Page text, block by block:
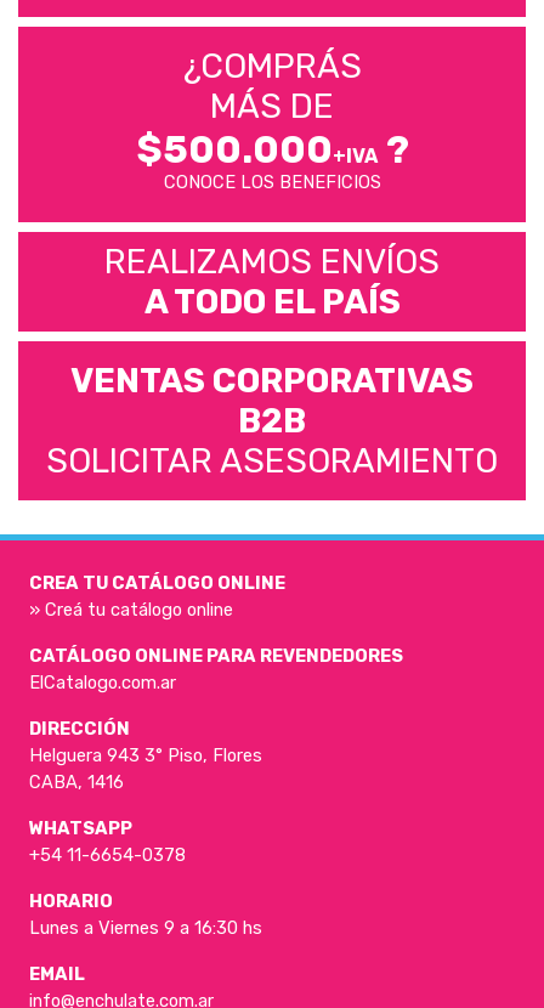
¿COMPRÁS
MÁS DE
$500.000+IVA?
CONOCE LOS BENEFICIOS
REALIZAMOS ENVÍOS
A TODO EL PAÍS
VENTAS CORPORATIVAS
B2B
SOLICITAR ASESORAMIENTO
CREA TU CATÁLOGO ONLINE
» Creá tu catálogo online
CATÁLOGO ONLINE PARA REVENDEDORES
ElCatalogo.com.ar
DIRECCIÓN
Helguera 943 3° Piso, Flores
CABA, 1416
WHATSAPP
+54 11-6654-0378
HORARIO
Lunes a Viernes 9 a 16:30 hs
EMAIL
info@enchulate.com.ar